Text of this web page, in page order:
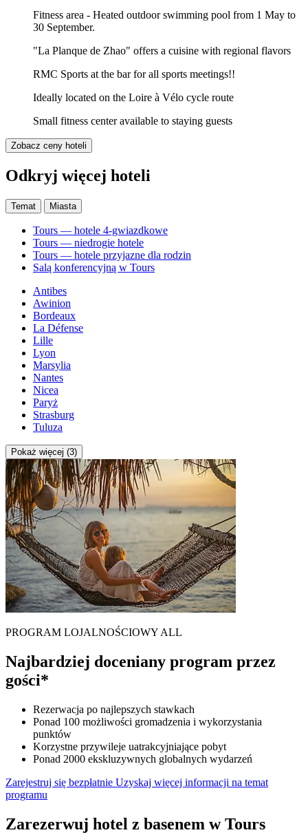
Fitness area - Heated outdoor swimming pool from 1 May to
30 September.
"La Planque de Zhao" offers a cuisine with regional flavors
RMC Sports at the bar for all sports meetings!!
Ideally located on the Loire à Vélo cycle route
Small fitness center available to staying guests
Zobacz ceny hoteli
Odkryj więcej hoteli
Temat Miasta
Tours — hotele 4-gwiazdkowe
Tours — niedrogie hotele
Tours — hotele przyjazne dla rodzin
Salą konferencyjną w Tours
Antibes
Awinion
Bordeaux
La Défense
Lille
Lyon
Marsylia
Nantes
Nicea
Paryż
Strasburg
Tuluza
Pokaż więcej (3)
PROGRAM LOJALNOŚCIOWY ALL
Najbardziej doceniany program przez
gości*
Rezerwacja po najlepszych stawkach
Ponad 100 możliwości gromadzenia i wykorzystania
punktów
Korzystne przywileje uatrakcyjniające pobyt
Ponad 2000 ekskluzywnych globalnych wydarzeń
Zarejestruj się bezpłatnie Uzyskaj więcej informacji na temat
programu
Zarezerwuj hotel z basenem w Tours